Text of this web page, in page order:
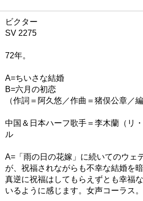
ビクター
SV 2275
72年。
A=ちいさな結婚
B=六月の初恋
（作詞＝阿久悠／作曲＝猪俣公章／
中国＆日本ハーフ歌手＝李木蘭（リ
ル
A=「雨の日の花嫁」に続いてのウェ
が、祝福されながらも不幸な結婚を
真逆に祝福はしてもらえずとも幸福
いるように感じます。女声コーラス。